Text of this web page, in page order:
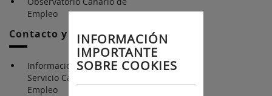
Empleo
Contacto y Ayuda
Información y Contacto
Servicio Canario de
Empleo
INFORMACIÓN
IMPORTANTE
SOBRE COOKIES